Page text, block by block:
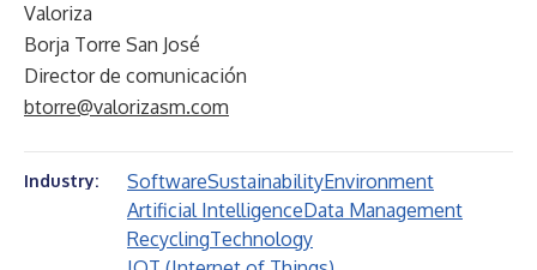
Valoriza
Borja Torre San José
Director de comunicación
btorre@valorizasm.com
Industry: SoftwareSustainabilityEnvironment
Artificial IntelligenceData Management
RecyclingTechnology